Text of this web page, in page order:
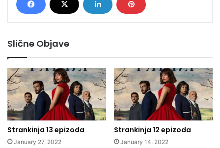
Slične Objave
Strankinja 13 epizoda
January 27, 2022
Strankinja 12 epizoda
January 14, 2022